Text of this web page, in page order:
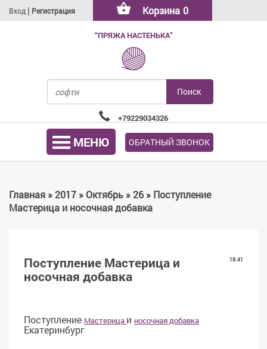
Вход | Регистрация Корзина 0
“ПРЯЖА НАСТЕНЬКА”
+79229034326
МЕНЮ ОБРАТНЫЙ ЗВОНОК
Главная»2017» Октябрь»26» Поступление
Мастерица и носочная добавка
18:41
Поступление Мастерица и
носочная добавка
Поступление Мастерица и носочная добавка
Екатеринбург